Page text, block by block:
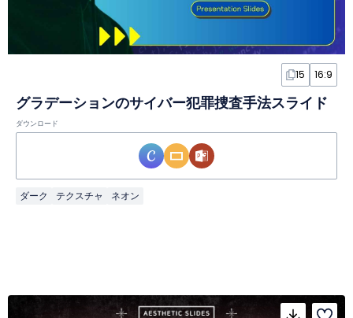
15 16:9
グラデーションのサイバー犯罪捜査手法スライド
ダウンロード
ダーク テクスチャ ネオン